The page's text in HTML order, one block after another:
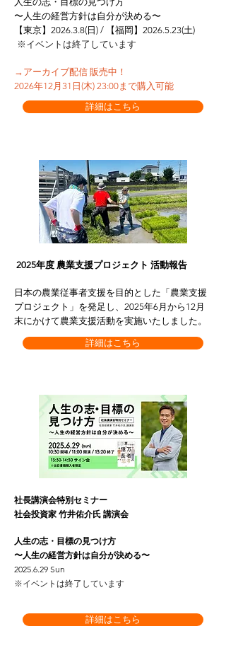
〜人生の経営方針は自分が決める〜
【東京】2026.3.8(日) / 【福岡】2026.5.23(土)
※イベントは終了しています
→アーカイブ配信 販売中！
2026年12月31日(木) 23:00まで購入可能
詳細はこちら
2025年度 農業支援プロジェクト 活動報告
日本の農業従事者支援を目的とした「農業支援
プロジェクト」を発足し、2025年6月から12月
末にかけて農業支援活動を実施いたしました。
詳細はこちら
社長講演会特別セミナー
社会投資家 竹井佑介氏 講演会
人生の志・目標の見つけ方
〜人生の経営方針は自分が決める〜
2025.6.29 Sun
※イベントは終了しています
詳細はこちら